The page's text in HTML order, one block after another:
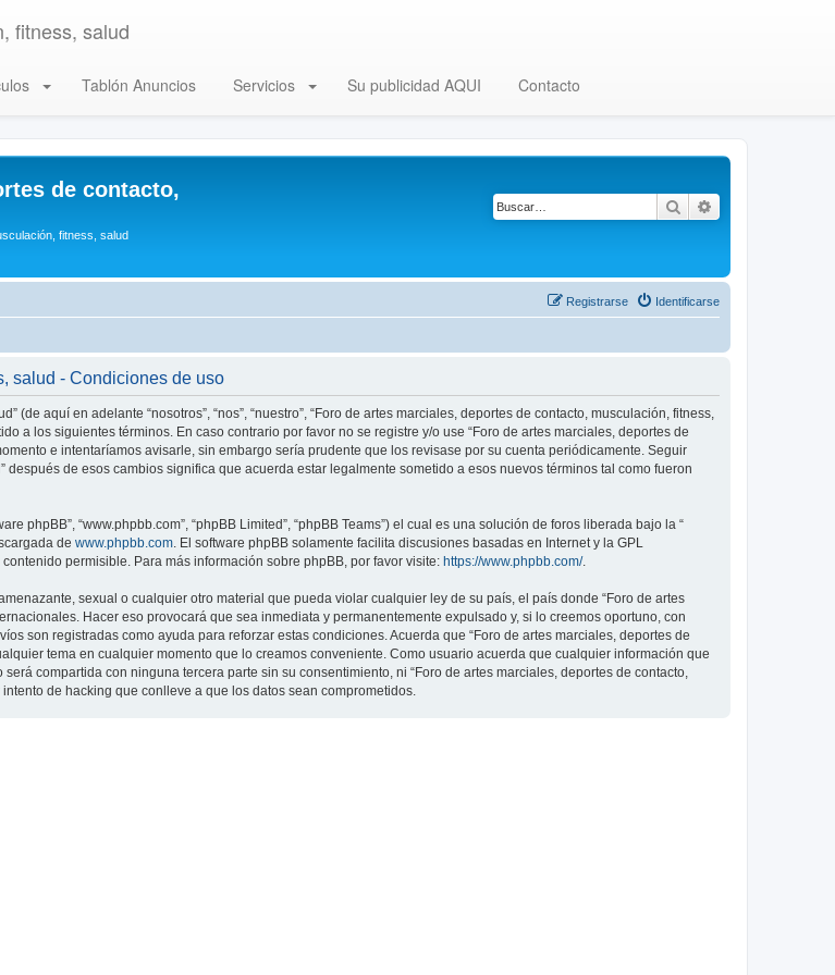
fitness, salud
Tablón Anuncios Servicios Su publicidad AQUI Contacto
de contacto,
fitness, salud
Buscar
Identificarse
Registrarse
salud - Condiciones de uso
aquí en adelante “nosotros”, “nos”, “nuestro”, “Foro de artes marciales, deportes de contacto, musculación, fitness,
a los siguientes términos. En caso contrario por favor no se registre y/o use “Foro de artes marciales, deportes de
e intentaríamos avisarle, sin embargo sería prudente que los revisase por su cuenta periódicamente. Seguir
de esos cambios significa que acuerda estar legalmente sometido a esos nuevos términos tal como fueron
phpBB”, “www.phpbb.com”, “phpBB Limited”, “phpBB Teams”) el cual es una solución de foros liberada bajo la “
de www.phpbb.com. El software phpBB solamente facilita discusiones basadas en Internet y la GPL
permisible. Para más información sobre phpBB, por favor visite: https://www.phpbb.com/.
sexual o cualquier otro material que pueda violar cualquier ley de su país, el país donde “Foro de artes
Hacer eso provocará que sea inmediata y permanentemente expulsado y, si lo creemos oportuno, con
son registradas como ayuda para reforzar estas condiciones. Acuerda que “Foro de artes marciales, deportes de
tema en cualquier momento que lo creamos conveniente. Como usuario acuerda que cualquier información que
compartida con ninguna tercera parte sin su consentimiento, ni “Foro de artes marciales, deportes de contacto,
de hacking que conlleve a que los datos sean comprometidos.